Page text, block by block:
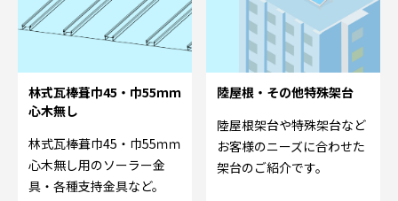
林式瓦棒葺巾45・巾55ｍｍ
心木無し
林式瓦棒葺巾45・巾55ｍｍ
心木無し用のソーラー金
具・各種支持金具など。
陸屋根・その他特殊架台
陸屋根架台や特殊架台など
お客様のニーズに合わせた
架台のご紹介です。